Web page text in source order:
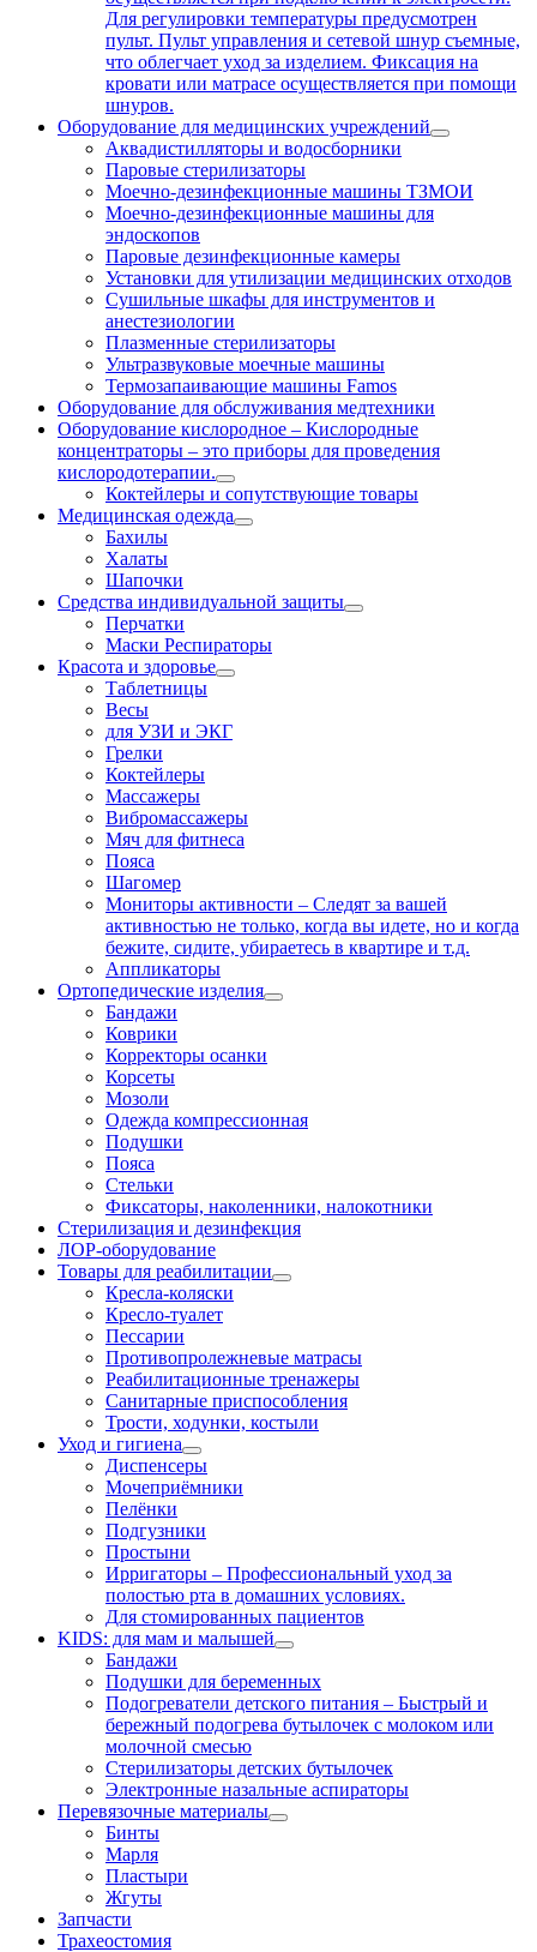
Для регулировки температуры предусмотрен
пульт. Пульт управления и сетевой шнур съемные,
что облегчает уход за изделием. Фиксация на
кровати или матрасе осуществляется при помощи
шнуров.
Оборудование для медицинских учреждений
Аквадистилляторы и водосборники
Паровые стерилизаторы
Моечно-дезинфекционные машины ТЗМОИ
Моечно-дезинфекционные машины для
эндоскопов
Паровые дезинфекционные камеры
Установки для утилизации медицинских отходов
Сушильные шкафы для инструментов и
анестезиологии
Плазменные стерилизаторы
Ультразвуковые моечные машины
Термозапаивающие машины Famos
Оборудование для обслуживания медтехники
Оборудование кислородное – Кислородные
концентраторы – это приборы для проведения
кислородотерапии.
Коктейлеры и сопутствующие товары
Медицинская одежда
Бахилы
Халаты
Шапочки
Средства индивидуальной защиты
Перчатки
Маски Респираторы
Красота и здоровье
Таблетницы
Весы
для УЗИ и ЭКГ
Грелки
Коктейлеры
Массажеры
Вибромассажеры
Мяч для фитнеса
Пояса
Шагомер
Мониторы активности – Следят за вашей
активностью не только, когда вы идете, но и когда
бежите, сидите, убираетесь в квартире и т.д.
Аппликаторы
Ортопедические изделия
Бандажи
Коврики
Корректоры осанки
Корсеты
Мозоли
Одежда компрессионная
Подушки
Пояса
Стельки
Фиксаторы, наколенники, налокотники
Стерилизация и дезинфекция
ЛОР-оборудование
Товары для реабилитации
Кресла-коляски
Кресло-туалет
Пессарии
Противопролежневые матрасы
Реабилитационные тренажеры
Санитарные приспособления
Трости, ходунки, костыли
Уход и гигиена
Диспенсеры
Мочеприёмники
Пелёнки
Подгузники
Простыни
Ирригаторы – Профессиональный уход за
полостью рта в домашних условиях.
Для стомированных пациентов
KIDS: для мам и малышей
Бандажи
Подушки для беременных
Подогреватели детского питания – Быстрый и
бережный подогрева бутылочек с молоком или
молочной смесью
Стерилизаторы детских бутылочек
Электронные назальные аспираторы
Перевязочные материалы
Бинты
Марля
Пластыри
Жгуты
Запчасти
Трахеостомия